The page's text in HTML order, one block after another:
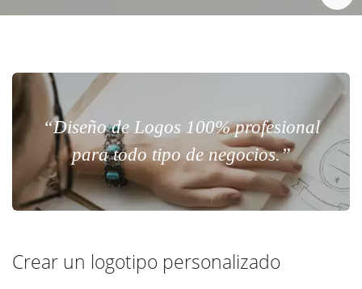
“Diseño de Logos 100% profesional
para todo tipo de negocios.”
Crear un logotipo personalizado